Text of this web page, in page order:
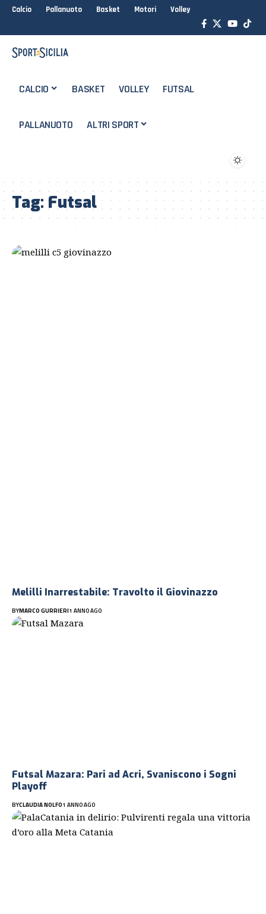
Calcio Pallanuoto Basket Motori Volley
CALCIO BASKET VOLLEY FUTSAL
PALLANUOTO ALTRI SPORT
Tag: Futsal
Melilli Inarrestabile: Travolto il Giovinazzo
BYMARCO GURRIERI1 ANNO AGO
Futsal Mazara: Pari ad Acri, Svaniscono i Sogni
Playoff
BYCLAUDIA NOLFO1 ANNO AGO